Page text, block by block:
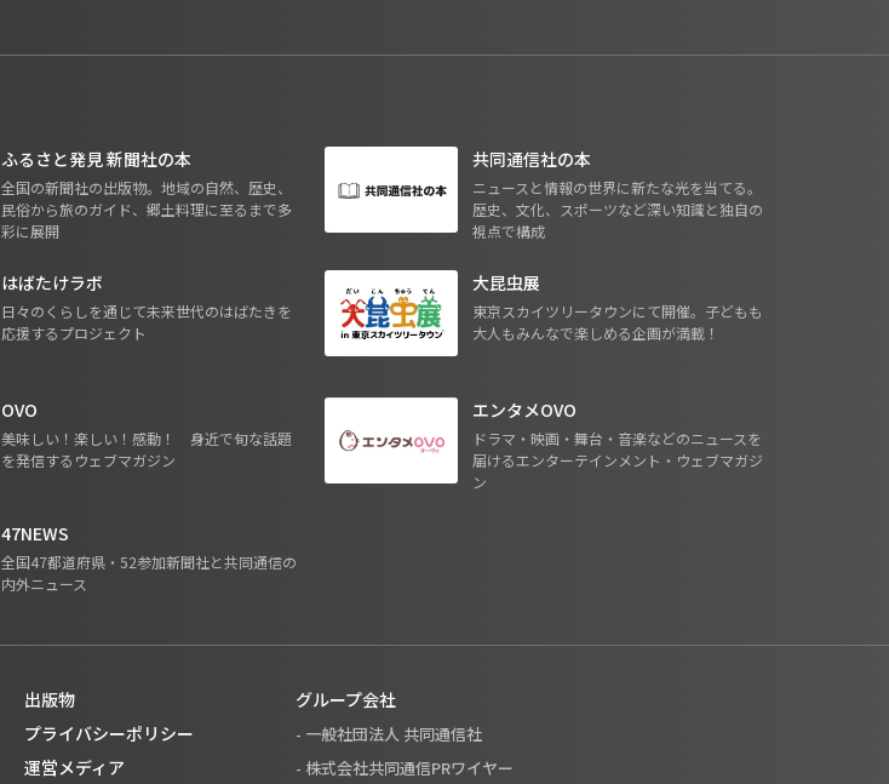
ふるさと発見 新聞社の本
全国の新聞社の出版物。地域の自然、歴史、
民俗から旅のガイド、郷土料理に至るまで多
彩に展開
共同通信社の本
ニュースと情報の世界に新たな光を当てる。
歴史、文化、スポーツなど深い知識と独自の
視点で構成
はばたけラボ
日々のくらしを通じて未来世代のはばたきを
応援するプロジェクト
大昆虫展
東京スカイツリータウンにて開催。子どもも
大人もみんなで楽しめる企画が満載！
OVO
美味しい！楽しい！感動！ 身近で旬な話題
を発信するウェブマガジン
エンタメOVO
ドラマ・映画・舞台・音楽などのニュースを
届けるエンターテインメント・ウェブマガジ
ン
47NEWS
全国47都道府県・52参加新聞社と共同通信の
内外ニュース
出版物
プライバシーポリシー
運営メディア
グループ会社
- 一般社団法人 共同通信社
- 株式会社共同通信PRワイヤー